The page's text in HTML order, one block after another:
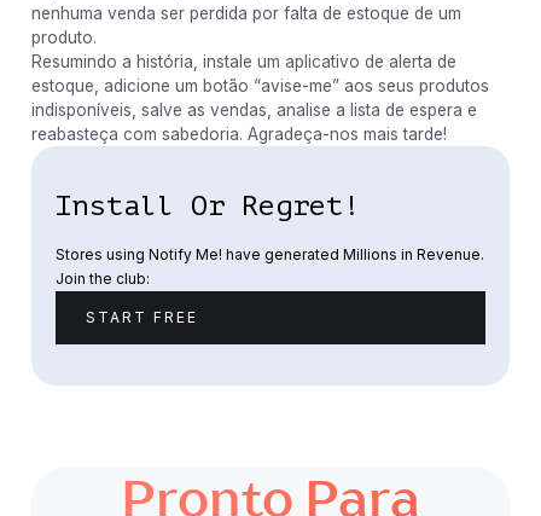
nenhuma venda ser perdida por falta de estoque de um
produto.
Resumindo a história, instale um aplicativo de alerta de
estoque, adicione um botão “avise-me” aos seus produtos
indisponíveis, salve as vendas, analise a lista de espera e
reabasteça com sabedoria. Agradeça-nos mais tarde!
Install Or Regret!
Stores using Notify Me! have generated Millions in Revenue.
Join the club:
START FREE
Pronto Para